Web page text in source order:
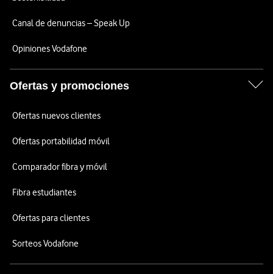
Canal de denuncias – Speak Up
Opiniones Vodafone
Ofertas y promociones
Ofertas nuevos clientes
Ofertas portabilidad móvil
Comparador fibra y móvil
Fibra estudiantes
Ofertas para clientes
Sorteos Vodafone